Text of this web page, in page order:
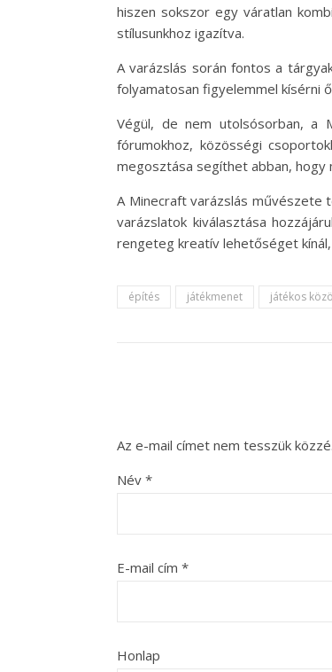
hiszen sokszor egy váratlan
stílusunkhoz igazítva.
A varázslás során fontos a
folyamatosan figyelemmel kísérni
Végül, de nem utolsósorban, a
fórumokhoz, közösségi
megosztása segíthet abban, hogy
A Minecraft varázslás művészete
varázslatok kiválasztása
rengeteg kreatív lehetőséget
építés játékmenet játékos
Az e-mail címet nem tesszük közzé.
Név *
E-mail cím *
Honlap